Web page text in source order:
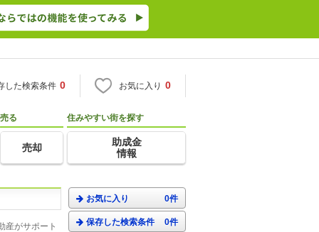
した検索条件 0 お気に入り 0
売る
売却
住みやすい街を探す
助成金
情報
産がサポート
お気に入り 0件
保存した検索条件 0件